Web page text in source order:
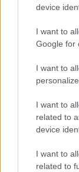
device
I want to
Google for
I want to
I want to
related to
device
I want to
related to
económicas
Diego Romero · 5